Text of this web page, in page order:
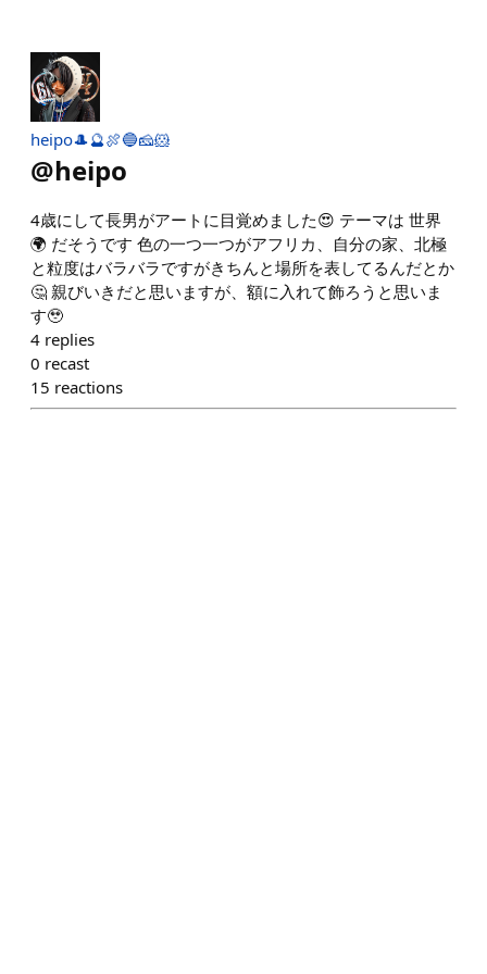
heipo🎩🔮🍖🔵🧀🐹
@heipo
4歳にして長男がアートに目覚めました😍 テーマは 世界
🌍 だそうです 色の一つ一つがアフリカ、自分の家、北極
と粒度はバラバラですがきちんと場所を表してるんだとか
🤔 親びいきだと思いますが、額に入れて飾ろうと思いま
す🥹
4 replies
0 recast
15 reactions